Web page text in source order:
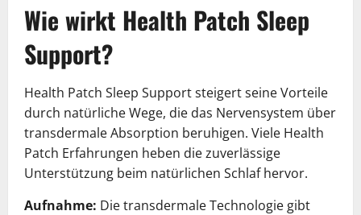
Wie wirkt Health Patch Sleep
Support?
Health Patch Sleep Support steigert seine Vorteile
durch natürliche Wege, die das Nervensystem über
transdermale Absorption beruhigen. Viele Health
Patch Erfahrungen heben die zuverlässige
Unterstützung beim natürlichen Schlaf hervor.
Aufnahme: Die transdermale Technologie gibt